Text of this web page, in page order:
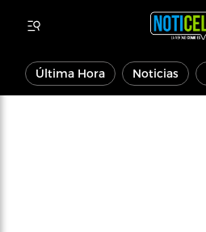
Última Hora Noticias